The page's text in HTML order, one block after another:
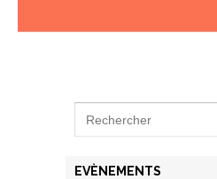
EVÈNEMENTS